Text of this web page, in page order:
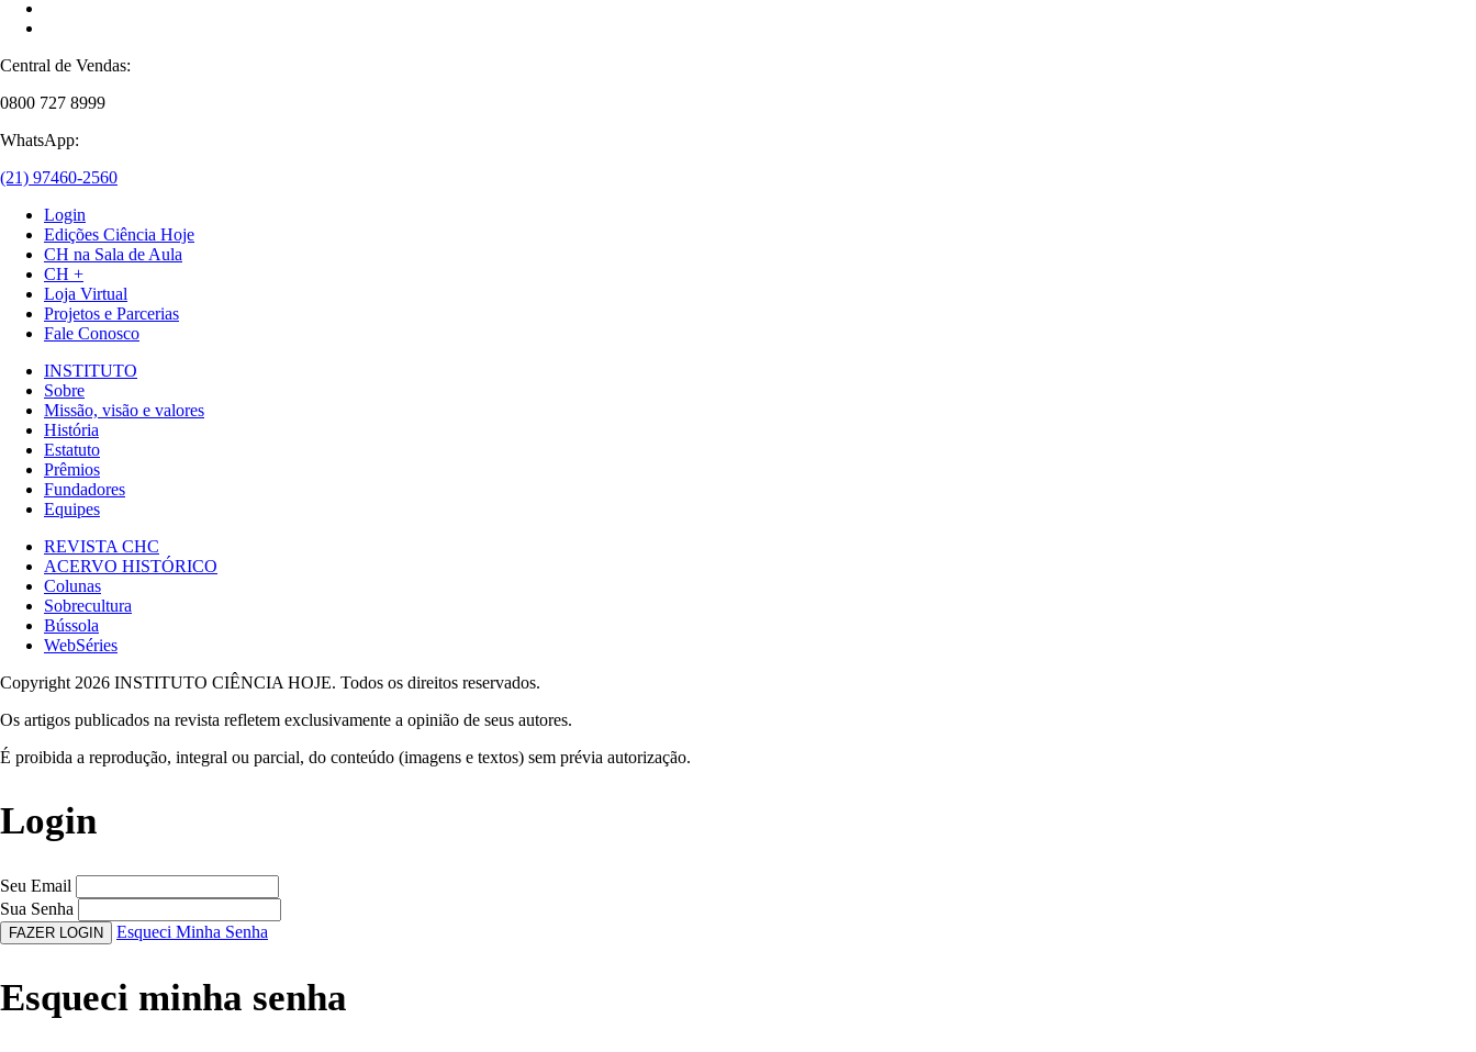
Central de Vendas:
0800 727 8999
WhatsApp:
(21) 97460-2560
Login
Edições Ciência Hoje
CH na Sala de Aula
CH +
Loja Virtual
Projetos e Parcerias
Fale Conosco
INSTITUTO
Sobre
Missão, visão e valores
História
Estatuto
Prêmios
Fundadores
Equipes
REVISTA CHC
ACERVO HISTÓRICO
Colunas
Sobrecultura
Bússola
WebSéries
Copyright 2026 INSTITUTO CIÊNCIA HOJE. Todos os direitos reservados.
Os artigos publicados na revista refletem exclusivamente a opinião de seus autores.
É proibida a reprodução, integral ou parcial, do conteúdo (imagens e textos) sem prévia autorização.
Login
Seu Email
Sua Senha
FAZER LOGIN Esqueci Minha Senha
Esqueci minha senha